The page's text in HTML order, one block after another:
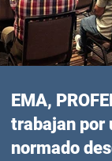
EMA,
trabajan por
normado